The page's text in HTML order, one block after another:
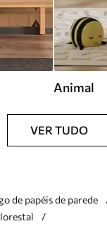
Animal
VER TUDO
de papéis de parede